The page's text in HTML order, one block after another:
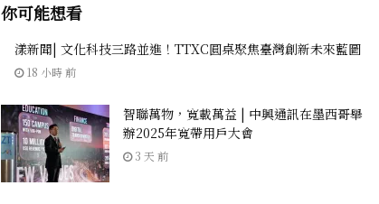
你可能想看
漾新聞| 文化科技三路並進！TTXC圓桌聚焦臺灣創新未來藍圖
18 小時 前
智聯萬物，寬載萬益 | 中興通訊在墨西哥舉
辦2025年寬帶用戶大會
3 天 前